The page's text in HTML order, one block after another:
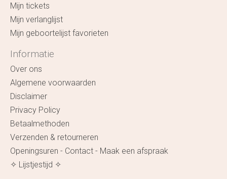
Mijn tickets
Mijn verlanglijst
Mijn geboortelijst favorieten
Informatie
Over ons
Algemene voorwaarden
Disclaimer
Privacy Policy
Betaalmethoden
Verzenden & retourneren
Openingsuren - Contact - Maak een afspraak
✧ Lijstjestijd ✧